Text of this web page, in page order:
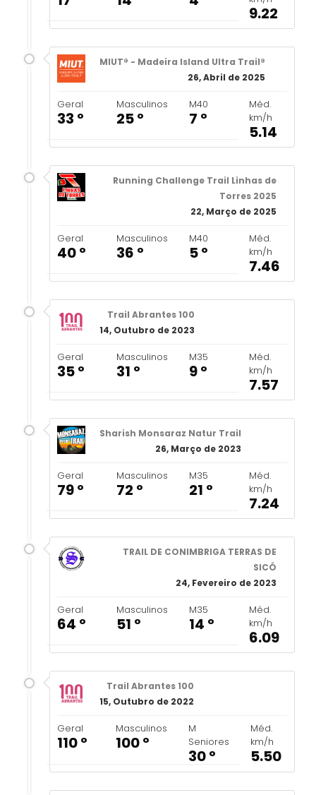
9.22
MIUT® - Madeira Island Ultra Trail®
26, Abril de 2025
Geral
33 º
Masculinos
25 º
M40
7 º
Méd.
km/h
5.14
Running Challenge Trail Linhas de
Torres 2025
22, Março de 2025
Geral
40 º
Masculinos
36 º
M40
5 º
Méd.
km/h
7.46
Trail Abrantes 100
14, Outubro de 2023
Geral
35 º
Masculinos
31 º
M35
9 º
Méd.
km/h
7.57
Sharish Monsaraz Natur Trail
26, Março de 2023
Geral
79 º
Masculinos
72 º
M35
21 º
Méd.
km/h
7.24
TRAIL DE CONIMBRIGA TERRAS DE
SICÓ
24, Fevereiro de 2023
Geral
64 º
Masculinos
51 º
M35
14 º
Méd.
km/h
6.09
Trail Abrantes 100
15, Outubro de 2022
Geral
110 º
Masculinos
100 º
M
Seniores
30 º
Méd.
km/h
5.50